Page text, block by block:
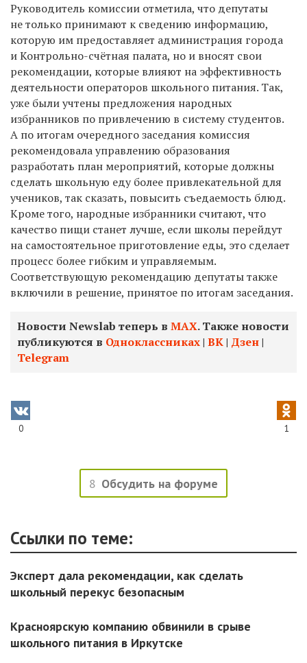
Руководитель комиссии отметила, что депутаты
не только принимают к сведению информацию,
которую им предоставляет администрация города
и Контрольно-счётная палата, но и вносят свои
рекомендации, которые влияют на эффективность
деятельности операторов школьного питания. Так,
уже были учтены предложения народных
избранников по привлечению в систему студентов.
А по итогам очередного заседания комиссия
рекомендовала управлению образования
разработать план мероприятий, которые должны
сделать школьную еду более привлекательной для
учеников, так сказать, повысить съедаемость блюд.
Кроме того, народные избранники считают, что
качество пищи станет лучше, если школы перейдут
на самостоятельное приготовление еды, это сделает
процесс более гибким и управляемым.
Соответствующую рекомендацию депутаты также
включили в решение, принятое по итогам заседания.
Новости Newslab теперь в МАХ. Также новости
публикуются в Одноклассниках| ВК| Дзен|
Telegram
0 1
8 Обсудить на форуме
Ссылки по теме:
Эксперт дала рекомендации, как сделать
школьный перекус безопасным
Красноярскую компанию обвинили в срыве
школьного питания в Иркутске